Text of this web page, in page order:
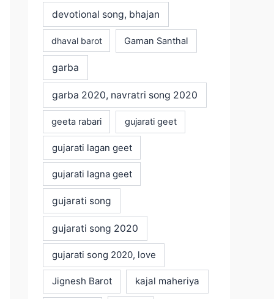
devotional song, bhajan
dhaval barot Gaman Santhal
garba
garba 2020, navratri song 2020
geeta rabari gujarati geet
gujarati lagan geet
gujarati lagna geet
gujarati song
gujarati song 2020
gujarati song 2020, love
Jignesh Barot kajal maheriya